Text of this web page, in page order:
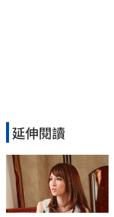
延伸閱讀